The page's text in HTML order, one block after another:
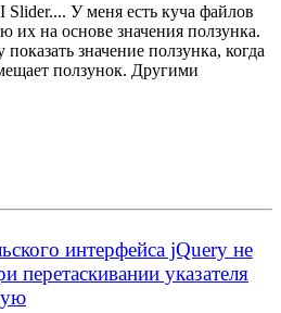
Slider.... У меня есть куча файлов
их на основе значения ползунка.
значение ползунка, когда
ползунок. Другими
интерфейса jQuery не
перетаскивании указателя